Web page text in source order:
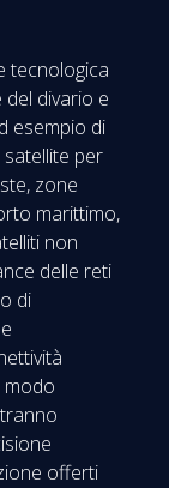
tecnologica
divario e
esempio di
per
zone
marittimo,
non
delle reti
di
modo
offerti